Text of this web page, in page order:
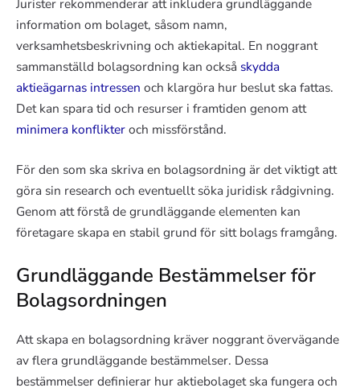
information om bolaget, såsom namn,
verksamhetsbeskrivning och aktiekapital. En noggrant
sammanställd bolagsordning kan också skydda
aktieägarnas intressen och klargöra hur beslut ska fattas.
Det kan spara tid och resurser i framtiden genom att
minimera konflikteroch missförstånd.
För den som ska skriva en bolagsordning är det viktigt att
göra sin research och eventuellt söka juridisk rådgivning.
Genom att förstå de grundläggande elementen kan
företagare skapa en stabil grund för sitt bolags framgång.
Grundläggande Bestämmelser för
Bolagsordningen
Att skapa en bolagsordning kräver noggrant övervägande
av flera grundläggande bestämmelser. Dessa
bestämmelser definierar hur aktiebolaget ska fungera och